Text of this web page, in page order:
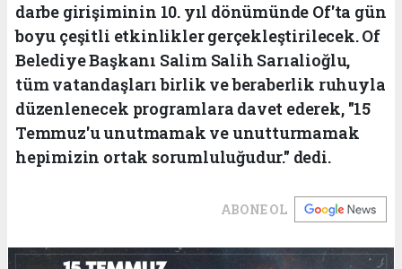
darbe girişiminin 10. yıl dönümünde Of'ta gün
boyu çeşitli etkinlikler gerçekleştirilecek. Of
Belediye Başkanı Salim Salih Sarıalioğlu,
tüm vatandaşları birlik ve beraberlik ruhuyla
düzenlenecek programlara davet ederek, "15
Temmuz'u unutmamak ve unutturmamak
hepimizin ortak sorumluluğudur." dedi.
ABONE OL